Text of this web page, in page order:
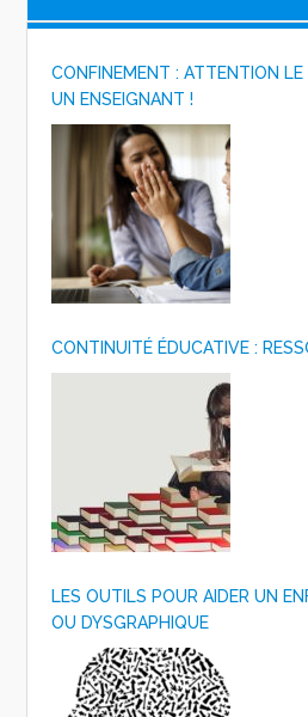
CONFINEMENT : ATTENTION LE
UN ENSEIGNANT !
CONTINUITÉ ÉDUCATIVE :
LES OUTILS POUR AIDER UN
OU DYSGRAPHIQUE